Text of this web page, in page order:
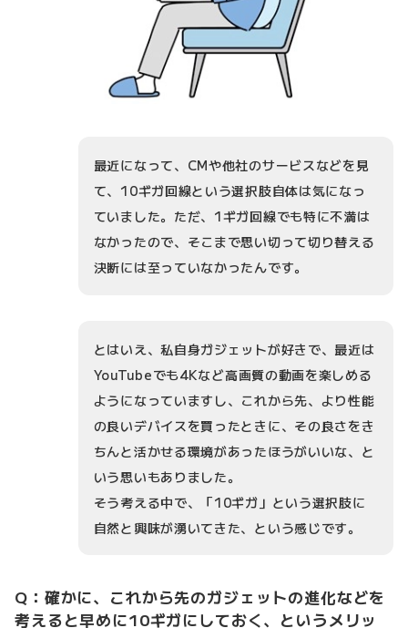
最近になって、CMや他社のサービスなどを見
て、10ギガ回線という選択肢自体は気になっ
ていました。ただ、1ギガ回線でも特に不満は
なかったので、そこまで思い切って切り替える
決断には至っていなかったんです。
とはいえ、私自身ガジェットが好きで、最近は
YouTubeでも4Kなど高画質の動画を楽しめる
ようになっていますし、これから先、より性能
の良いデバイスを買ったときに、その良さをき
ちんと活かせる環境があったほうがいいな、と
いう思いもありました。
そう考える中で、「10ギガ」という選択肢に
自然と興味が湧いてきた、という感じです。
Q：確かに、これから先のガジェットの進化などを
考えると早めに10ギガにしておく、というメリッ